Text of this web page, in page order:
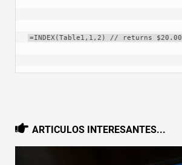
=INDEX(Table1,1,2) // returns $20.00
ARTICULOS INTERESANTES...